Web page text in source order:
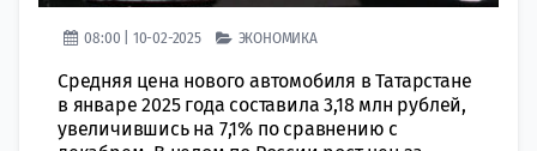
08:00 | 10-02-2025 ЭКОНОМИКА
Средняя цена нового автомобиля в Татарстане
в январе 2025 года составила 3,18 млн рублей,
увеличившись на 7,1% по сравнению с